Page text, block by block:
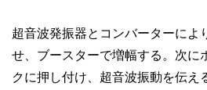
超音波発振器とコンバーターによ
せ、ブースターで増幅する。次に
クに押し付け、超音波振動を伝え